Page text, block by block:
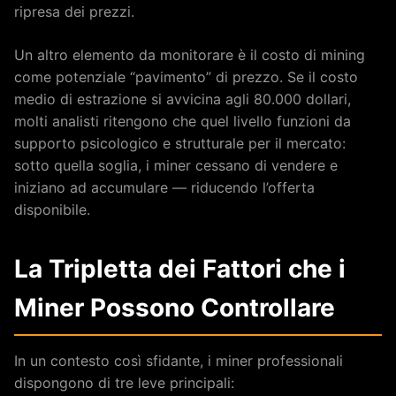
ripresa dei prezzi.
Un altro elemento da monitorare è il costo di mining
come potenziale “pavimento” di prezzo. Se il costo
medio di estrazione si avvicina agli 80.000 dollari,
molti analisti ritengono che quel livello funzioni da
supporto psicologico e strutturale per il mercato:
sotto quella soglia, i miner cessano di vendere e
iniziano ad accumulare — riducendo l’offerta
disponibile.
La Tripletta dei Fattori che i
Miner Possono Controllare
In un contesto così sfidante, i miner professionali
dispongono di tre leve principali: